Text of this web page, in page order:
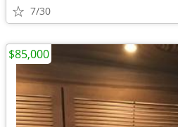
7/30
$85,000